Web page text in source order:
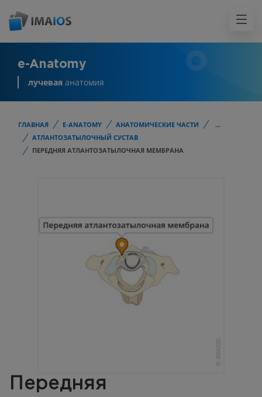
e-Anatomy
лучевая анатомия
ГЛАВНАЯ E-ANATOMY АНАТОМИЧЕСКИЕ ЧАСТИ
...
АТЛАНТОЗАТЫЛОЧНЫЙ СУСТАВ
ПЕРЕДНЯЯ АТЛАНТОЗАТЫЛОЧНАЯ МЕМБРАНА
Передняя